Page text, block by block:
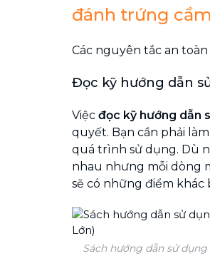
đánh trứng
Các nguyên tắc an
Đọc kỹ hướng dẫn
Việc đọc kỹ hướng dẫn
quyết. Bạn cần phải
quá trình sử dụng. Dù
nhau nhưng mỗi dòng
sẽ có những điểm khác
Sách hướng dẫn sử